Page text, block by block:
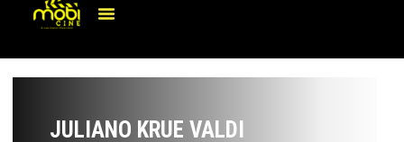
JULIANO KRUE VALDI